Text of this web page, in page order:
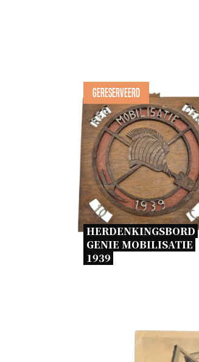
Gereserveerd
HERDENKINGSBORD
GENIE MOBILISATIE
1939